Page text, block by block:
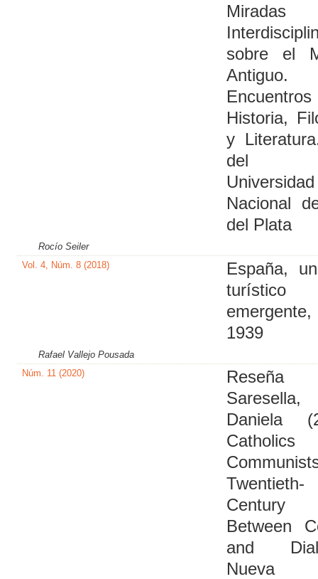
Miradas
sobre el
Antiguo.
Historia,
y
del
Universidad
Nacional
del Plata
Rocío Seiler
Vol. 4, Núm. 8 (2018)
España,
turístico
emergente,
1939
Rafael Vallejo Pousada
Núm. 11 (2020)
Saresella,
Daniela
Twentieth-
Century
Between
and
Nueva